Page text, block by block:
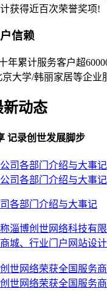
获得近百次荣誉奖项!
信赖
年累计服务客户超
大学/韩丽家居等企业
新动态
记录创世发展脚步
各部门介绍与大事记
淄博创世网络科技有
城、行业门户网站设计